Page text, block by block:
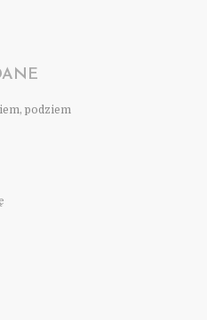
podziem